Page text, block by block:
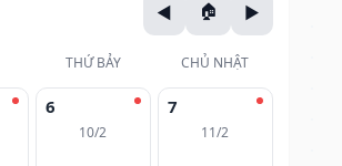
THỨ BẢY CHỦ NHẬT
6
10/2
7
11/2